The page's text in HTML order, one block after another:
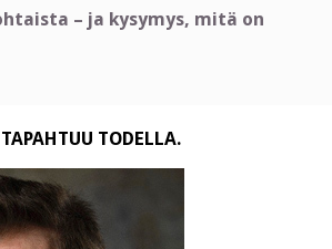
– ja kysymys, mitä on
TODELLA.